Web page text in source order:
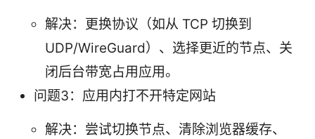
解决：更换协议（如从 TCP 切换到
UDP/WireGuard）、选择更近的节点、关
闭后台带宽占用应用。
问题3：应用内打不开特定网站
解决：尝试切换节点、清除浏览器缓存、